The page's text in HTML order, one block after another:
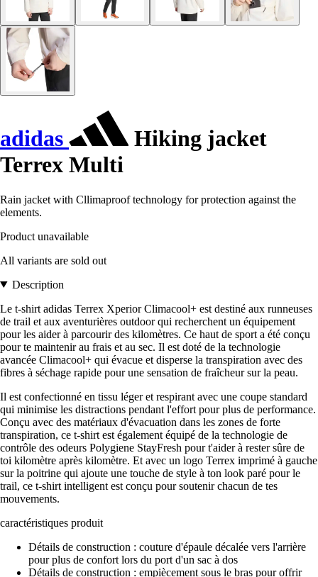
adidas
Hiking jacket
Terrex Multi
Rain jacket with Cllimaproof technology for protection against the
elements.
Product unavailable
All variants are sold out
Description
Le t-shirt adidas Terrex Xperior Climacool+ est destiné aux runneuses
de trail et aux aventurières outdoor qui recherchent un équipement
pour les aider à parcourir des kilomètres. Ce haut de sport a été conçu
pour te maintenir au frais et au sec. Il est doté de la technologie
avancée Climacool+ qui évacue et disperse la transpiration avec des
fibres à séchage rapide pour une sensation de fraîcheur sur la peau.
Il est confectionné en tissu léger et respirant avec une coupe standard
qui minimise les distractions pendant l'effort pour plus de performance.
Conçu avec des matériaux d'évacuation dans les zones de forte
transpiration, ce t-shirt est également équipé de la technologie de
contrôle des odeurs Polygiene StayFresh pour t'aider à rester sûre de
toi kilomètre après kilomètre. Et avec un logo Terrex imprimé à gauche
sur la poitrine qui ajoute une touche de style à ton look paré pour le
trail, ce t-shirt intelligent est conçu pour soutenir chacun de tes
mouvements.
caractéristiques produit
Détails de construction : couture d'épaule décalée vers l'arrière
pour plus de confort lors du port d'un sac à dos
Détails de construction : empiècement sous le bras pour offrir